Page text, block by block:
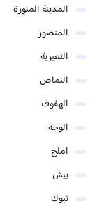
المدينة المنورة
المنصور
النعيرية
النماص
الهفوف
الوجه
املج
بيش
تبوك